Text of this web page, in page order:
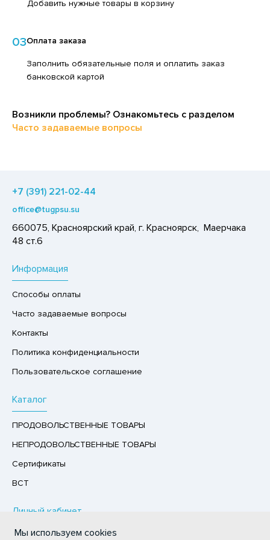
ПИТЬЕВОЕ
БЫСТРОГО ПРИГОТОВЛЕНИЯ
ПРЯНОСТИ, СПЕЦИИ
СОДА
ОРЕХИ, ГРИБЫ
ПРОДУКТ
ПАСТА
ДЛЯ УХОДА ЗА КОЖЕЙ РУК
ЛИЧНОЙ ГИГИЕНЫ
КАРТЫ
ПРИНАДЛЕЖНОСТИ
Добавить нужные товары в корзину
03Оплата заказа
Заполнить обязательные поля и оплатить заказ
банковской картой
Возникли проблемы? Ознакомьтесь с разделом
Часто задаваемые вопросы
Информация
Способы оплаты
Часто задаваемые вопросы
Контакты
Политика конфиденциальности
Пользовательское соглашение
Каталог
ПРОДОВОЛЬСТВЕННЫЕ ТОВАРЫ
НЕПРОДОВОЛЬСТВЕННЫЕ ТОВАРЫ
Сертификаты
ВСТ
Личный кабинет
Авторизация / Регистрация
+7 (391) 221-02-44
office@tugpsu.su
660075, Красноярский край, г. Красноярск, Маерчака
48 ст.6
Мы используем cookies